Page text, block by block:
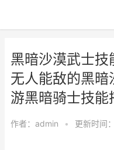
黑暗沙漠武士
无人能敌的黑暗
游黑暗骑士技能
作者： admin • 更新时间